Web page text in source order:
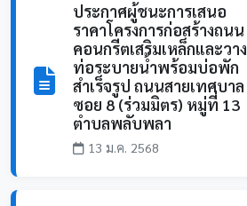
ประกาศผู้ชนะการเสนอ
ราคาโครงการก่อสร้างถนน
คอนกรีตเสริมเหล็กและวาง
ท่อระบายน้ำพร้อมบ่อพัก
สำเร็จรูป ถนนสายเทศบาล
ซอย 8 (ร่วมมิตร) หมู่ที่ 13
ตำบลพลับพลา
13 ม.ค. 2568